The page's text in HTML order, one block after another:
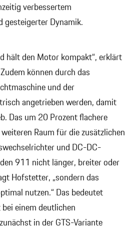
verbessertem
gesteigerter Dynamik.
hält den Motor kompakt“, erklärt
können durch das
und der
angetrieben werden, damit
Das um 20 Prozent flachere
Raum für die zusätzlichen
und DC-DC-
911 nicht länger, breiter oder
Hofstetter, „sondern das
nutzen.“ Das bedeutet
einem deutlichen
in der GTS-Variante